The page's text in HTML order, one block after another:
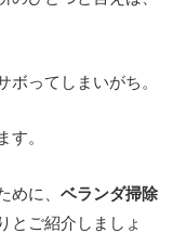
ってしまいがち。
す。
めに、 ベランダ掃除
とご紹介しましょ